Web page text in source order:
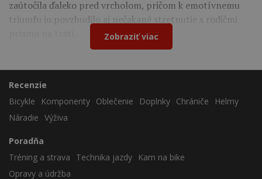
zaútočila ďaleko pred vrcholom, pričom k emotívnemu
triumfu ju povzbudilo aj nečakané stretnutie s rodičmi
Zobraziť viac
Recenzie
Bicykle
Komponenty Oblečenie Doplnky Chrániče
Helmy
Náradie Výživa
Poradňa
Tréning a strava
Technika jazdy
Kam na bike
Opravy a údržba